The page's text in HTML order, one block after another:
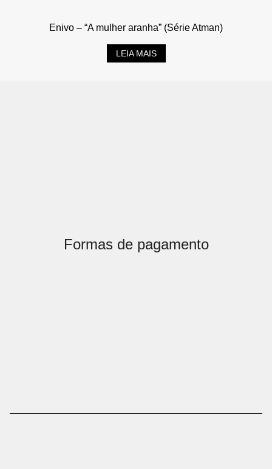
Enivo – “A mulher aranha” (Série Atman)
LEIA MAIS
Formas de pagamento